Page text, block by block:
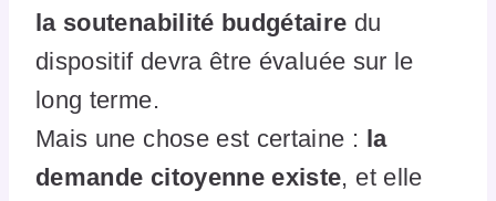
la soutenabilité budgétaire du
dispositif devra être évaluée sur le
long terme.
Mais une chose est certaine : la
demande citoyenne existe, et elle